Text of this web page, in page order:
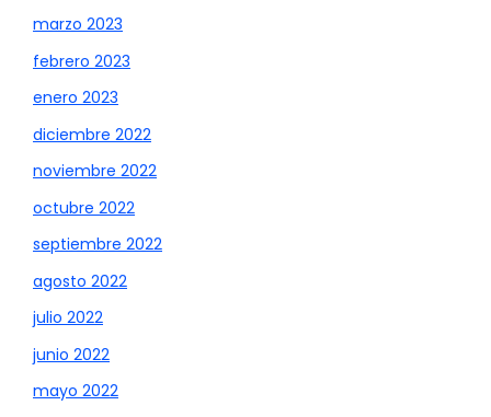
marzo 2023
febrero 2023
enero 2023
diciembre 2022
noviembre 2022
octubre 2022
septiembre 2022
agosto 2022
julio 2022
junio 2022
mayo 2022